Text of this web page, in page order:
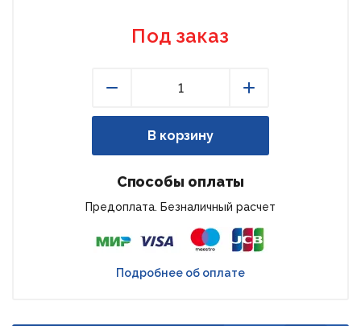
Под заказ
В корзину
Способы оплаты
Предоплата. Безналичный расчет
Подробнее об оплате